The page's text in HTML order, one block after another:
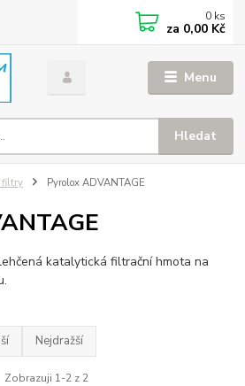
Menu
Hledat
0 ks
za 0,00 Kč
filtry Pyrolox ADVANTAGE
katalytická filtrační hmota na
Nejdražší
Zobrazuji 1-2 z 2